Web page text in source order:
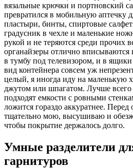
вязальные крючки и портновский
превратился в мобильную
пластыри, бинты, спиртовые
градусник в чехле и маленькие
рукой и не теряются среди прочих
органайзеры отлично
в тумбу под телевизором, и в
вид контейнера совсем уж
целый, я иногда иду на маленькую
джутом или шпагатом. Лучше всего
подходят емкости с ровными
ложится гораздо аккуратнее. Перед
тщательно мою, высушиваю и
чтобы покрытие держалось долго.
Умные разделители
гарнитуров